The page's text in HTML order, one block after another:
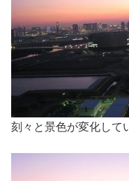
刻々と景色が変化して